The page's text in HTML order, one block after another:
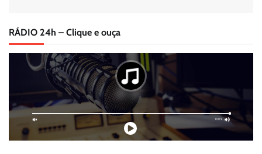
RÁDIO 24h – Clique e ouça